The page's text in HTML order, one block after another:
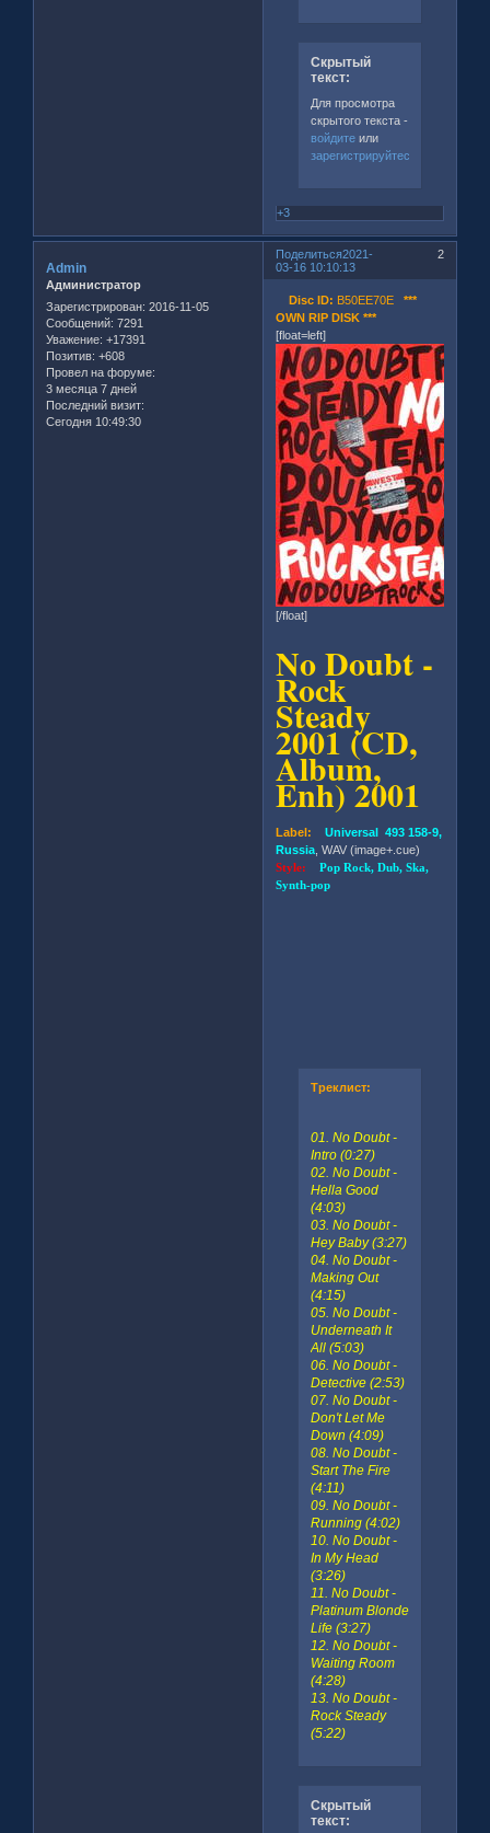
Скрытый
текст:
Для просмотра
скрытого текста -
войдитеили
зарегистрируйтесь
+3
Поделиться 2
2021-
03-16 10:10:13
Admin
Администратор
Зарегистрирован: 2016-11-05
Сообщений: 7291
Уважение: +17391
Позитив: +608
Провел на форуме:
3 месяца 7 дней
Последний визит:
Сегодня 10:49:30
Disc ID: B50EE70E***
OWN RIP DISK ***
[float=left]
[/float]
No Doubt -
Rock
Steady
2001 (CD,
Album,
Enh) 2001
Label: Universal 493 158-9,
Russia , WAV (image+.cue)
Style:Pop Rock, Dub, Ska,
Synth-pop
Треклист:
01. No Doubt -
Intro (0:27)
02. No Doubt -
Hella Good
(4:03)
03. No Doubt -
Hey Baby (3:27)
04. No Doubt -
Making Out
(4:15)
05. No Doubt -
Underneath It
All (5:03)
06. No Doubt -
Detective (2:53)
07. No Doubt -
Don't Let Me
Down (4:09)
08. No Doubt -
Start The Fire
(4:11)
09. No Doubt -
Running (4:02)
10. No Doubt -
In My Head
(3:26)
11. No Doubt -
Platinum Blonde
Life (3:27)
12. No Doubt -
Waiting Room
(4:28)
13. No Doubt -
Rock Steady
(5:22)
Скрытый
текст: